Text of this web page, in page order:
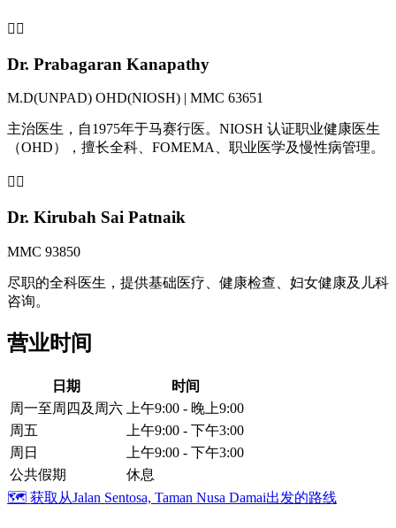
👨‍⚕️
Dr. Prabagaran Kanapathy
M.D(UNPAD) OHD(NIOSH) | MMC 63651
主治医生，自1975年于马赛行医。NIOSH 认证职业健康医生
（OHD），擅长全科、FOMEMA、职业医学及慢性病管理。
👩‍⚕️
Dr. Kirubah Sai Patnaik
MMC 93850
尽职的全科医生，提供基础医疗、健康检查、妇女健康及儿科
咨询。
营业时间
日期
时间
周一至周四及周六
上午9:00 - 晚上9:00
周五
上午9:00 - 下午3:00
周日
上午9:00 - 下午3:00
公共假期
休息
🗺️ 获取从Jalan Sentosa, Taman Nusa Damai出发的路线